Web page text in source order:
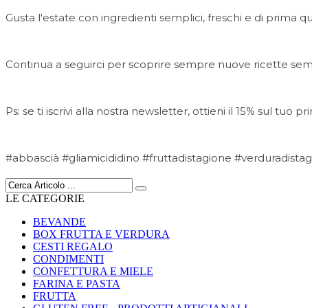
Gusta l'estate con ingredienti semplici, freschi e di prima
Continua a seguirci per scoprire sempre nuove ricette
Ps: se ti iscrivi alla nostra newsletter, ottieni il 15% sul tuo
#abbascià #gliamicididino #fruttadistagione
LE CATEGORIE
BEVANDE
BOX FRUTTA E VERDURA
CESTI REGALO
CONDIMENTI
CONFETTURA E MIELE
FARINA E PASTA
FRUTTA